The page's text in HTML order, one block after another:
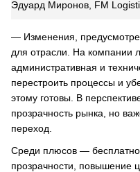
Эдуард Миронов, FM
— Изменения,
для отрасли. На компании
административная и
перестроить процессы и
этому готовы. В
прозрачность рынка, но
переход.
Среди плюсов —
прозрачности, повышение